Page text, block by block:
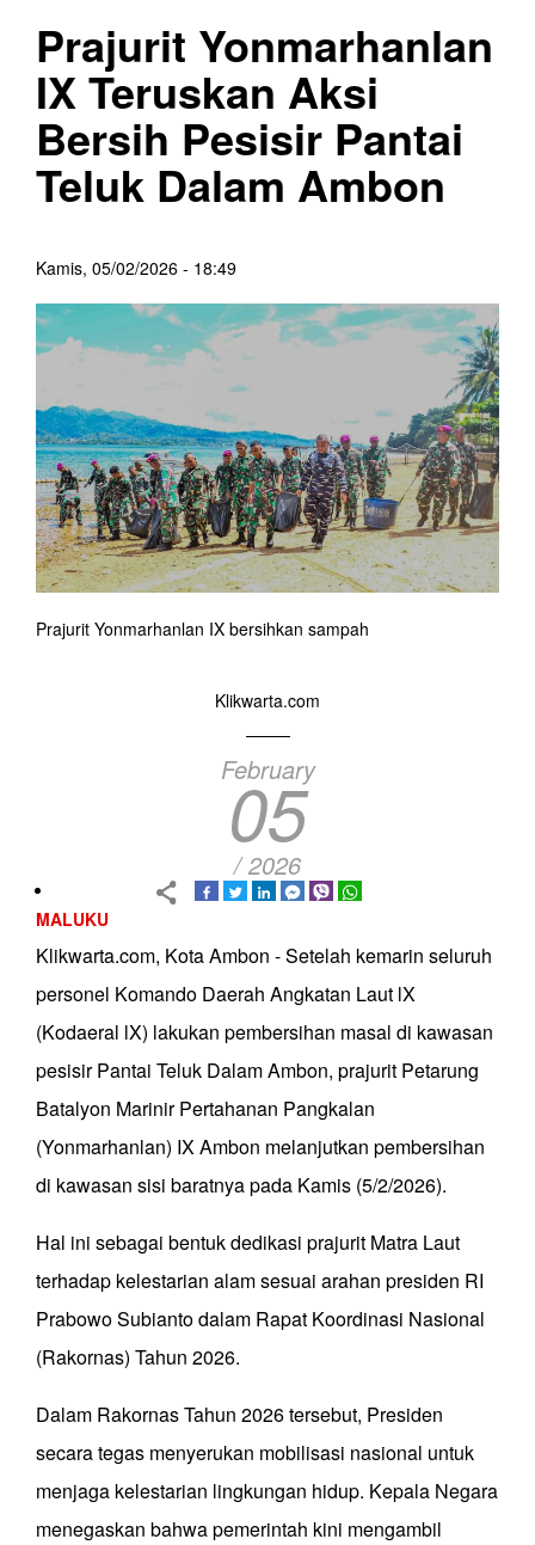
Prajurit Yonmarhanlan
IX Teruskan Aksi
Bersih Pesisir Pantai
Teluk Dalam Ambon
Kamis, 05/02/2026 - 18:49
Prajurit Yonmarhanlan IX bersihkan sampah
Klikwarta.com
February
05
/ 2026
MALUKU
Klikwarta.com, Kota Ambon - Setelah kemarin seluruh
personel Komando Daerah Angkatan Laut lX
(Kodaeral lX) lakukan pembersihan masal di kawasan
pesisir Pantai Teluk Dalam Ambon, prajurit Petarung
Batalyon Marinir Pertahanan Pangkalan
(Yonmarhanlan) IX Ambon melanjutkan pembersihan
di kawasan sisi baratnya pada Kamis (5/2/2026).
Hal ini sebagai bentuk dedikasi prajurit Matra Laut
terhadap kelestarian alam sesuai arahan presiden RI
Prabowo Subianto dalam Rapat Koordinasi Nasional
(Rakornas) Tahun 2026.
Dalam Rakornas Tahun 2026 tersebut, Presiden
secara tegas menyerukan mobilisasi nasional untuk
menjaga kelestarian lingkungan hidup. Kepala Negara
menegaskan bahwa pemerintah kini mengambil